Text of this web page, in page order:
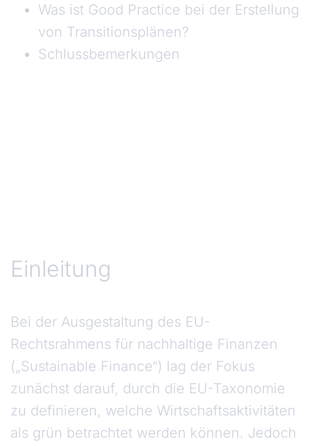
Was ist Good Practice bei der Erstellung
von Transitionsplänen?
Schlussbemerkungen
Einleitung
Bei der Ausgestaltung des EU-
Rechtsrahmens für nachhaltige Finanzen
(„Sustainable Finance“) lag der Fokus
zunächst darauf, durch die EU-Taxonomie
zu definieren, welche Wirtschaftsaktivitäten
als grün betrachtet werden können. Jedoch